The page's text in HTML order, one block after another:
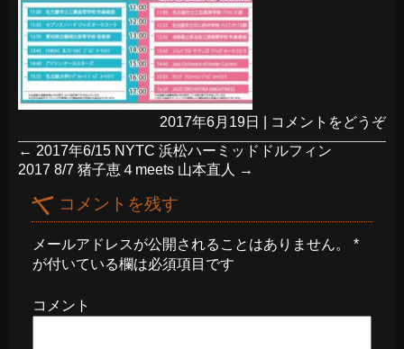
2017年6月19日
コメントをどうぞ
← 2017年6/15 NYTC 浜松ハーミッドドルフィン
2017 8/7 猪子恵４meets 山本直人
→
コメントを残す
メールアドレスが公開されることはありません。
*
が付いている欄は必須項目です
コメント